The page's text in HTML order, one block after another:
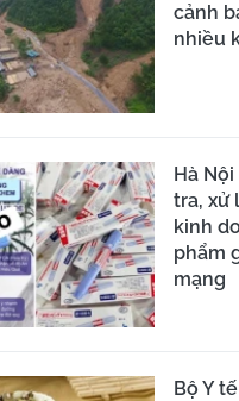
cảnh
nhiều
Hà
tra, xử
kinh
phẩm
mạng
Bộ Y